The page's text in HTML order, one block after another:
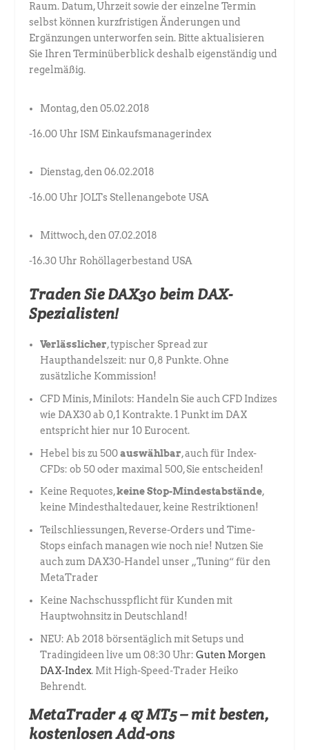
Raum. Datum, Uhrzeit sowie der einzelne Termin
selbst können kurzfristigen Änderungen und
Ergänzungen unterworfen sein. Bitte aktualisieren
Sie Ihren Terminüberblick deshalb eigenständig und
regelmäßig.
Montag, den 05.02.2018
-16.00 Uhr ISM Einkaufsmanagerindex
Dienstag, den 06.02.2018
-16.00 Uhr JOLTs Stellenangebote USA
Mittwoch, den 07.02.2018
-16.30 Uhr Rohöllagerbestand USA
Traden Sie DAX30 beim DAX-
Spezialisten!
Verlässlicher, typischer Spread zur
Haupthandelszeit: nur 0,8 Punkte. Ohne
zusätzliche Kommission!
CFD Minis, Minilots: Handeln Sie auch CFD Indizes
wie DAX30 ab 0,1 Kontrakte. 1 Punkt im DAX
entspricht hier nur 10 Eurocent.
Hebel bis zu 500auswählbar, auch für Index-
CFDs: ob 50 oder maximal 500, Sie entscheiden!
Keine Requotes,keine Stop-Mindestabstände,
keine Mindesthaltedauer, keine Restriktionen!
Teilschliessungen, Reverse-Orders und Time-
Stops einfach managen wie noch nie! Nutzen Sie
auch zum DAX30-Handel unser „Tuning“ für den
MetaTrader
Keine Nachschusspflicht für Kunden mit
Hauptwohnsitz in Deutschland!
NEU: Ab 2018 börsentäglich mit Setups und
Tradingideen live um 08:30 Uhr:Guten Morgen
DAX-Index. Mit High-Speed-Trader Heiko
Behrendt.
MetaTrader 4 & MT5 – mit besten,
kostenlosen Add-ons